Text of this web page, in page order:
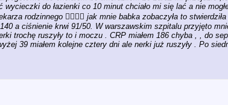
do łazienki co 10 minut chciało mi się lać a nie
rodzinnego 😵‍💫😵‍💫 jak mnie babka zobaczyła to
a ciśnienie krwi 91/50. W warszawskim szpitalu przyjęto
trochę ruszyły to i moczu . CRP miałem 186 chyba , , do
39 miałem kolejne cztery dni ale nerki już ruszyły . Po